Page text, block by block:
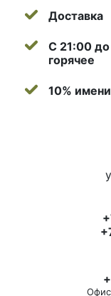
Доставка
С 21:00 до
горячее
10%